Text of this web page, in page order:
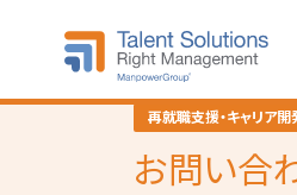
ご支援までの流れ
再就職支援・キャリア開
お問い合